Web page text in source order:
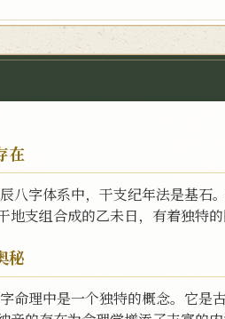
在
八字体系中，干支纪年法是基石
地支组合成的乙未日，有着独特
秘
命理中是一个独特的概念。它是